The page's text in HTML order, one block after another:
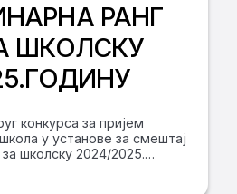
РАНГ
ШКОЛСКУ
конкурса за пријем
у установе за смештај
школску 2024/2025.
286 дечака и 278